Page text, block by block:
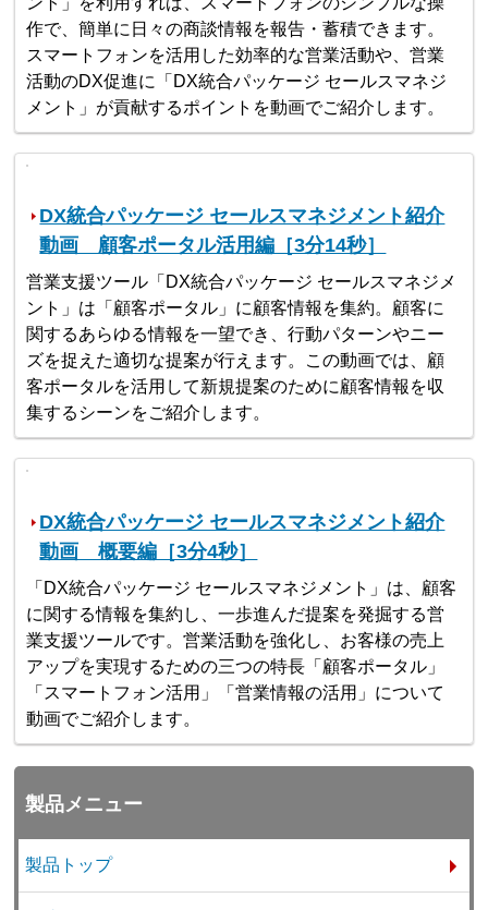
作で、簡単に日々の商談情報を報告・蓄積できます。
スマートフォンを活用した効率的な営業活動や、営業
活動のDX促進に「DX統合パッケージ セールスマネジ
メント」が貢献するポイントを動画でご紹介します。
DX統合パッケージ セールスマネジメント紹介
動画 顧客ポータル活用編［3分14秒］
営業支援ツール「DX統合パッケージ セールスマネジメ
ント」は「顧客ポータル」に顧客情報を集約。顧客に
関するあらゆる情報を一望でき、行動パターンやニー
ズを捉えた適切な提案が行えます。この動画では、顧
客ポータルを活用して新規提案のために顧客情報を収
集するシーンをご紹介します。
DX統合パッケージ セールスマネジメント紹介
動画 概要編［3分4秒］
「DX統合パッケージ セールスマネジメント」は、顧客
に関する情報を集約し、一歩進んだ提案を発掘する営
業支援ツールです。営業活動を強化し、お客様の売上
アップを実現するための三つの特長「顧客ポータル」
「スマートフォン活用」「営業情報の活用」について
動画でご紹介します。
製品メニュー
製品トップ